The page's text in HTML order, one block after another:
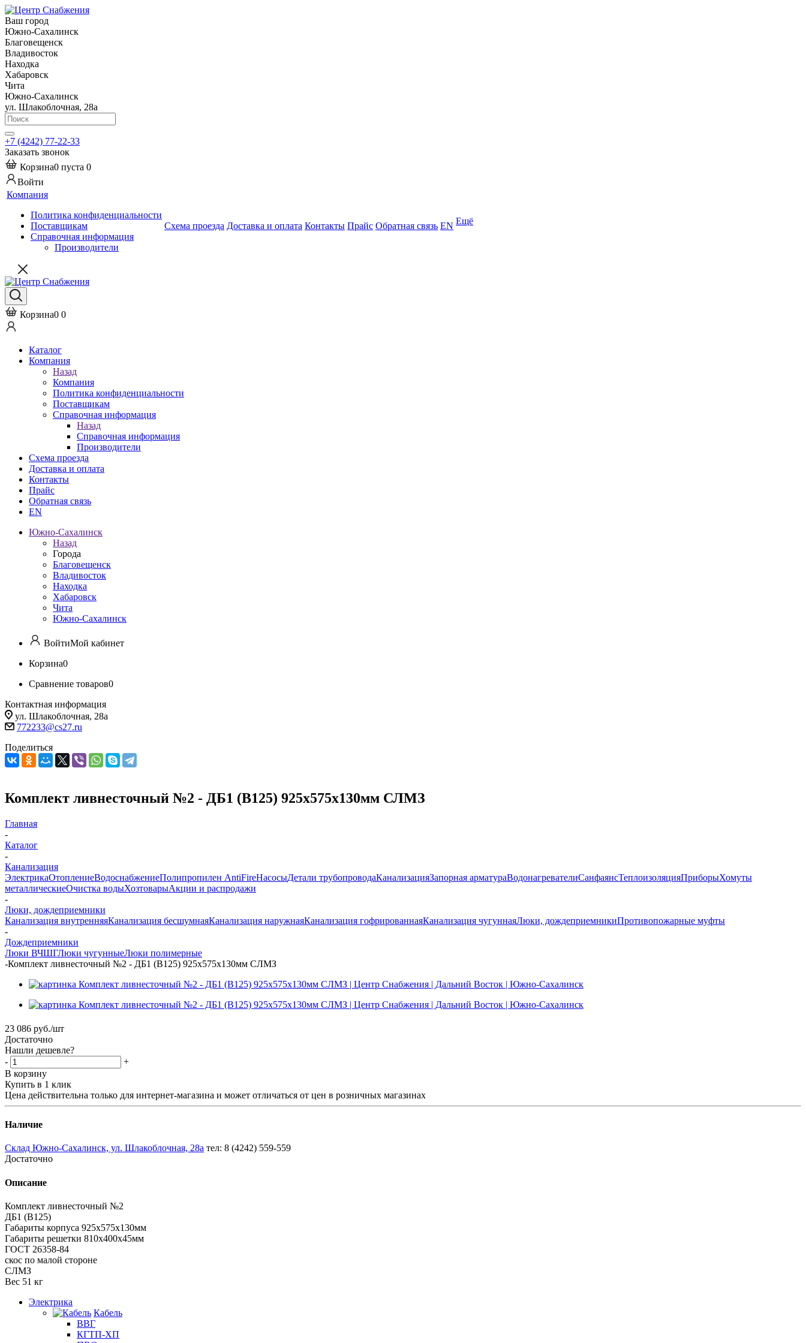
Ваш город
Южно-Сахалинск
Благовещенск
Владивосток
Находка
Хабаровск
Чита
Южно-Сахалинск
ул. Шлакоблочная, 28а
+7 (4242) 77-22-33
Заказать звонок
Корзина0 пуста 0
Войти
Компания
Политика конфиденциальности
Поставщикам
Справочная информация
Производители
Схема проезда Доставка и оплата Контакты Прайс Обратная связь EN Ещё
Корзина0 0
Каталог
Компания
Назад
Компания
Политика конфиденциальности
Поставщикам
Справочная информация
Назад
Справочная информация
Производители
Схема проезда
Доставка и оплата
Контакты
Прайс
Обратная связь
EN
Южно-Сахалинск
Назад
Города
Благовещенск
Владивосток
Находка
Хабаровск
Чита
Южно-Сахалинск
ВойтиМой кабинет
Корзина0
Сравнение товаров0
Контактная информация
ул. Шлакоблочная, 28а
772233@cs27.ru
Поделиться
Комплект ливнесточный №2 - ДБ1 (В125) 925х575х130мм СЛМЗ
Главная
-
Каталог
-
Канализация
ЭлектрикаОтоплениеВодоснабжениеПолипропилен AntiFireНасосыДетали трубопроводаКанализацияЗапорная арматураВодонагревателиСанфаянсТеплоизоляцияПриборыХомуты
металлическиеОчистка водыХозтоварыАкции и распродажи
-
Люки, дождеприемники
Канализация внутренняяКанализация бесшумнаяКанализация наружнаяКанализация гофрированнаяКанализация чугуннаяЛюки, дождеприемникиПротивопожарные муфты
-
Дождеприемники
Люки ВЧШГЛюки чугунныеЛюки полимерные
-Комплект ливнесточный №2 - ДБ1 (В125) 925х575х130мм СЛМЗ
23 086 руб./шт
Достаточно
Нашли дешевле?
-
+
В корзину
Купить в 1 клик
Цена действительна только для интернет-магазина и может отличаться от цен в розничных магазинах
Наличие
Склад Южно-Сахалинск, ул. Шлакоблочная, 28а тел: 8 (4242) 559-559
Достаточно
Описание
Комплект ливнесточный №2
ДБ1 (В125)
Габариты корпуса 925х575х130мм
Габариты решетки 810х400х45мм
ГОСТ 26358-84
скос по малой стороне
СЛМЗ
Вес 51 кг
Электрика
Кабель
ВВГ
КГТП-ХП